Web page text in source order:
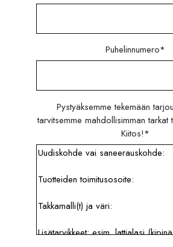
Puhelinnumero*
Pystyäksemme tekemään
tarvitsemme mahdollisimman tarkat
Kiitos!*